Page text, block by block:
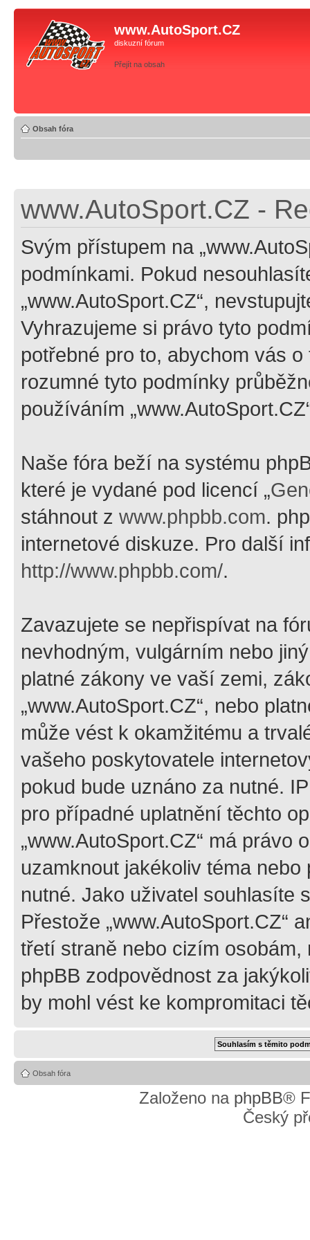
www.AutoSport.CZ
diskuzní fórum
Přejít na obsah
Obsah fóra
www.AutoSport.CZ -
Svým přístupem na
podmínkami. Pokud
„www.AutoSport.CZ“,
Vyhrazujeme si právo tyto
potřebné pro to, abychom vás
rozumné tyto podmínky
používáním
Naše fóra beží na systému
které je vydané pod licencí „
stáhnout z www.phpbb.com.
internetové diskuze. Pro další
http://www.phpbb.com/.
Zavazujete se nepřispívat na
nevhodným, vulgárním nebo
platné zákony ve vaší zemi,
„www.AutoSport.CZ“, nebo
může vést k okamžitému a
vašeho poskytovatele
pokud bude uznáno za nutné.
pro případné uplatnění těchto
„www.AutoSport.CZ“ má právo
uzamknout jakékoliv téma
nutné. Jako uživatel souhlasíte
Přestože „www.AutoSport.CZ“
třetí straně nebo cizím osobám,
phpBB zodpovědnost za
by mohl vést ke kompromitaci
Obsah fóra
Založeno na phpBB®
Český